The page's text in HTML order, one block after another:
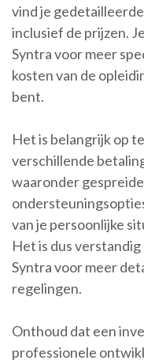
vind je
inclusief de prijzen.
Syntra voor meer
kosten van de
bent.
Het is belangrijk op
verschillende
waaronder
van je persoonlijke
Het is dus
Syntra voor meer
regelingen.
Onthoud dat een
professionele